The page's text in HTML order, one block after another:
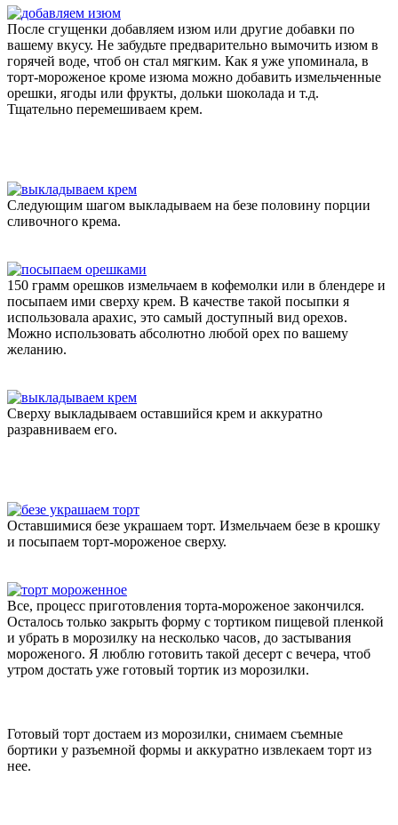
После сгущенки добавляем изюм или другие добавки по
вашему вкусу. Не забудьте предварительно вымочить изюм в
горячей воде, чтоб он стал мягким. Как я уже упоминала, в
торт-мороженое кроме изюма можно добавить измельченные
орешки, ягоды или фрукты, дольки шоколада и т.д.
Тщательно перемешиваем крем.
Следующим шагом выкладываем на безе половину порции
сливочного крема.
150 грамм орешков измельчаем в кофемолки или в блендере и
посыпаем ими сверху крем. В качестве такой посыпки я
использовала арахис, это самый доступный вид орехов.
Можно использовать абсолютно любой орех по вашему
желанию.
Сверху выкладываем оставшийся крем и аккуратно
разравниваем его.
Оставшимися безе украшаем торт. Измельчаем безе в крошку
и посыпаем торт-мороженое сверху.
Все, процесс приготовления торта-мороженое закончился.
Осталось только закрыть форму с тортиком пищевой пленкой
и убрать в морозилку на несколько часов, до застывания
мороженого. Я люблю готовить такой десерт с вечера, чтоб
утром достать уже готовый тортик из морозилки.
Готовый торт достаем из морозилки, снимаем съемные
бортики у разъемной формы и аккуратно извлекаем торт из
нее.